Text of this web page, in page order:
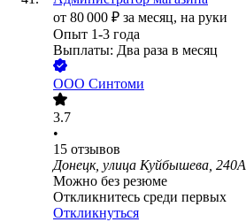
от 80 000 ₽ за месяц, на руки
Опыт 1-3 года
Выплаты: Два раза в месяц
ООО Синтоми
3.7
•
15 отзывов
Донецк, улица Куйбышева, 240А
Можно без резюме
Откликнитесь среди первых
Откликнуться